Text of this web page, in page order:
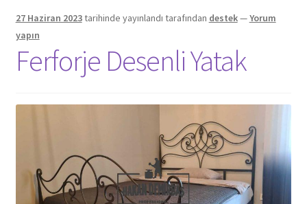
27 Haziran 2023tarihinde yayınlandı tarafından destek—Yorum
yapın
Ferforje Desenli Yatak